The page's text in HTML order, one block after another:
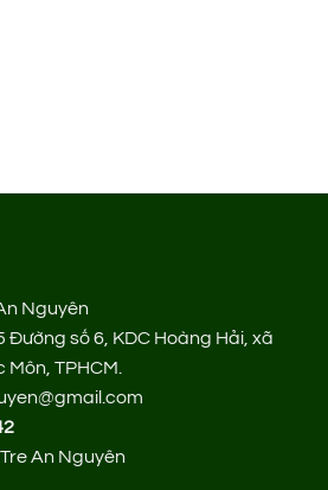
Nguyên
Đường số 6, KDC Hoàng Hải, xã
TPHCM.
An Nguyên